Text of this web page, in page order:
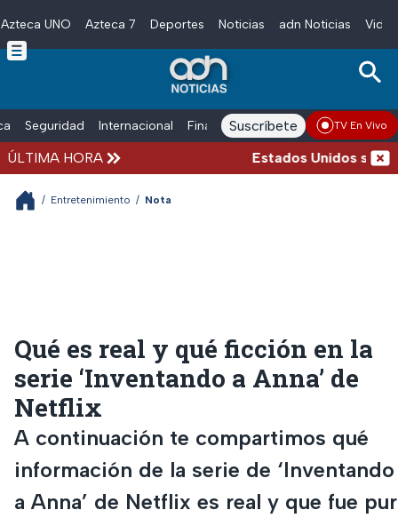
Skip to main content
Azteca UNO Azteca 7 Deportes Noticias adn Noticias
Seguridad Internacional Finanzas adn Noticias Radio
Suscríbete TV En Vivo
ÚLTIMA HORA Estados Unidos
/ Entretenimiento / Nota
Qué es real y qué ficción en la
serie ‘Inventando a Anna’ de
Netflix
A continuación te compartimos qué
información de la serie de ‘Inventando
a Anna’ de Netflix es real y que fue